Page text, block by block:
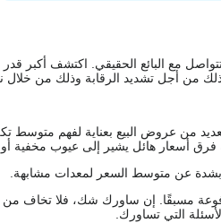
مع البائع الحقيقي. اكتشف
أجل تشديد الرقابة وذلك من خلال
من عروض البيع بعناية لفهم متوسط
أسعار هائل يشير إلى عيوب مخفية أو أن
عن متوسط السعر لمعدات مشابهة.
مسبقًا. إن ساورك شك، فلا
التي تساورك.